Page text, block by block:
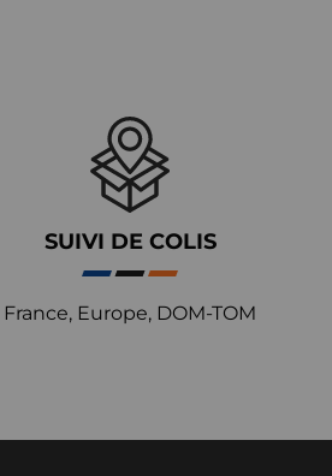
SUIVI DE COLIS
France, Europe, DOM-TOM